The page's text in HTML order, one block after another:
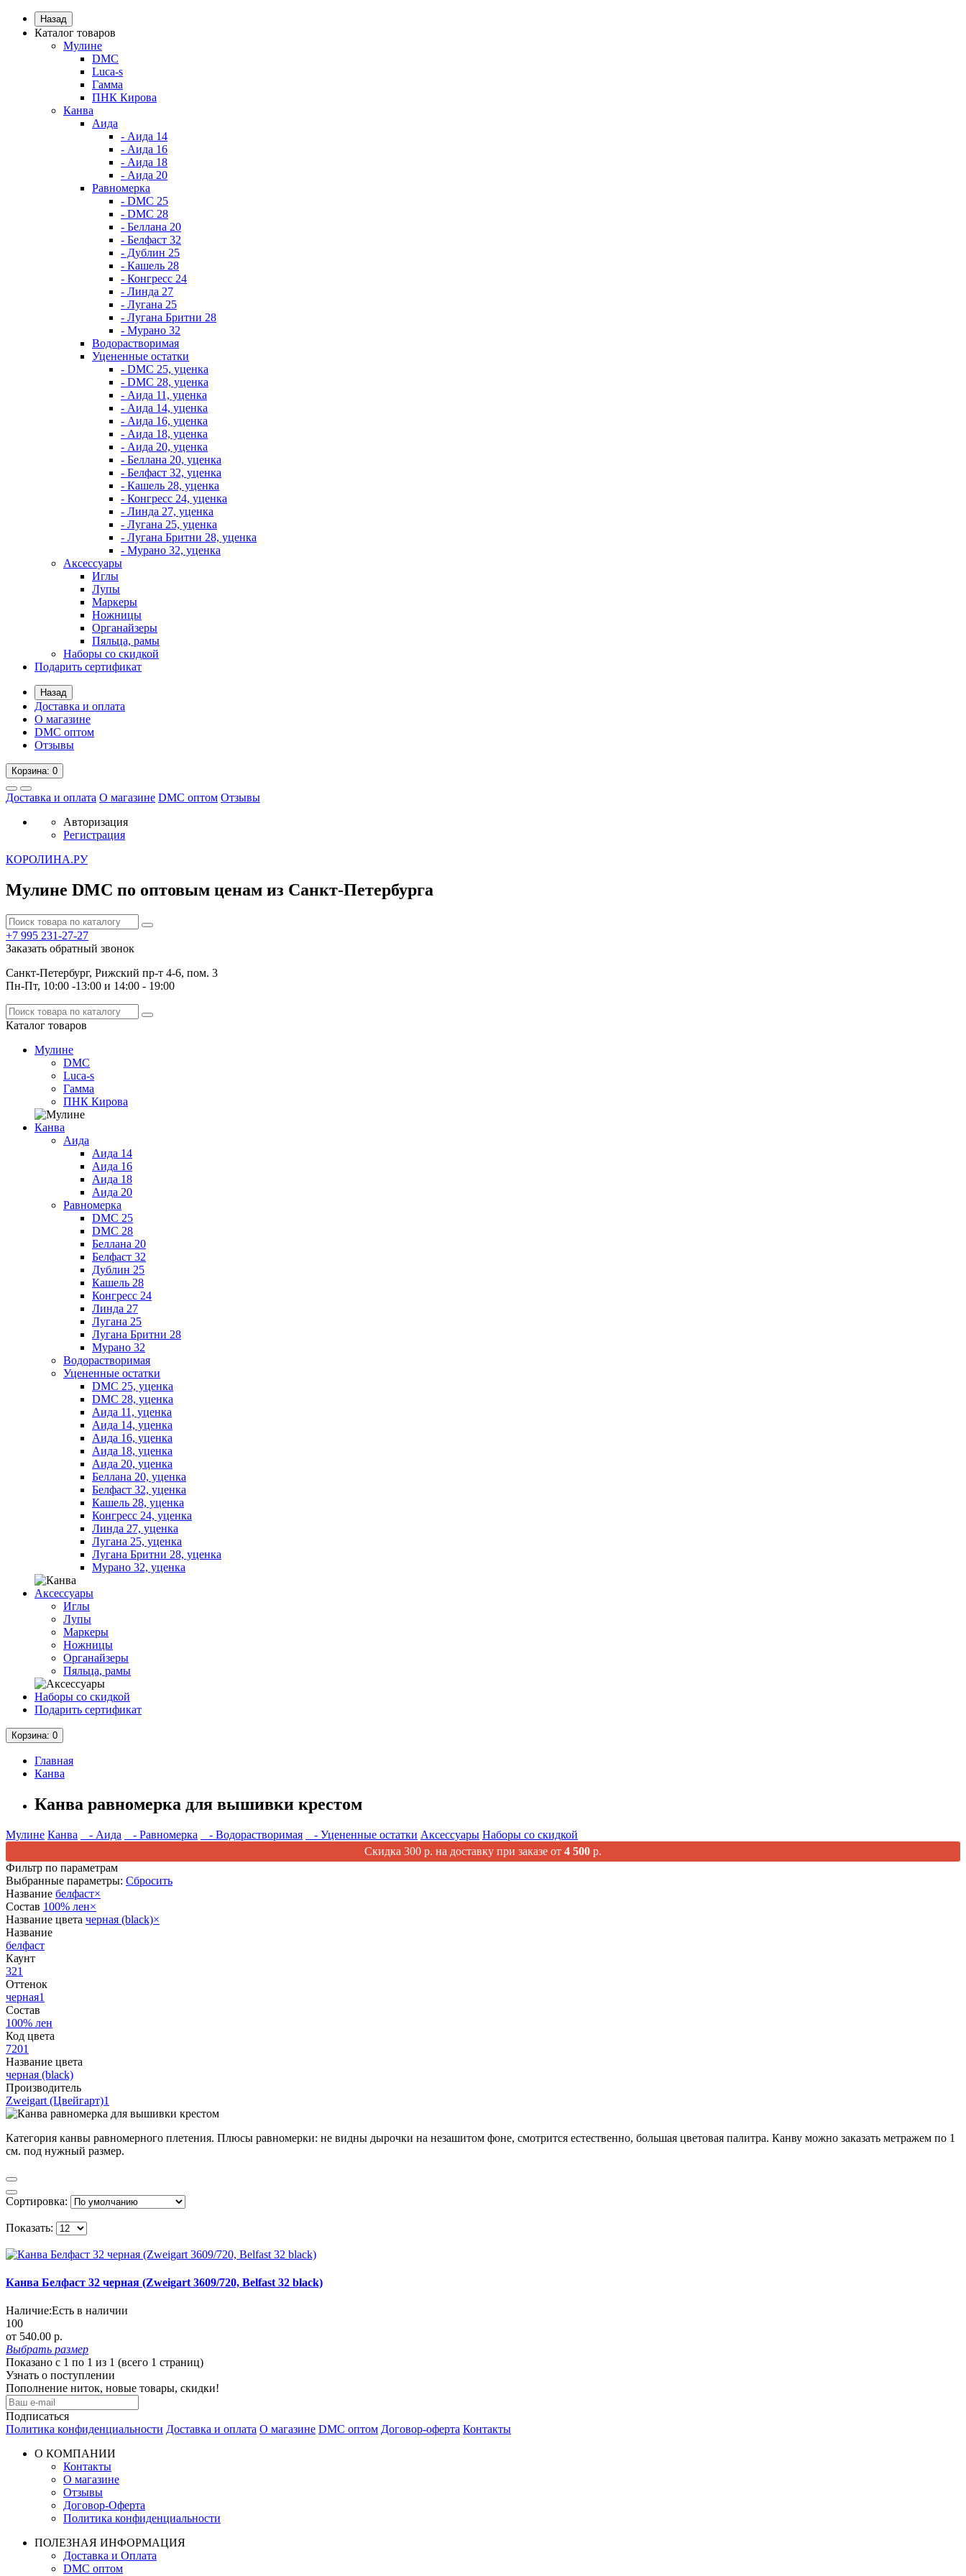
Назад
Каталог товаров
Мулине
DMC
Luca-s
Гамма
ПНК Кирова
Канва
Аида
- Аида 14
- Аида 16
- Аида 18
- Аида 20
Равномерка
- DMC 25
- DMC 28
- Беллана 20
- Белфаст 32
- Дублин 25
- Кашель 28
- Конгресс 24
- Линда 27
- Лугана 25
- Лугана Бритни 28
- Мурано 32
Водорастворимая
Уцененные остатки
- DMC 25, уценка
- DMC 28, уценка
- Аида 11, уценка
- Аида 14, уценка
- Аида 16, уценка
- Аида 18, уценка
- Аида 20, уценка
- Беллана 20, уценка
- Белфаст 32, уценка
- Кашель 28, уценка
- Конгресс 24, уценка
- Линда 27, уценка
- Лугана 25, уценка
- Лугана Бритни 28, уценка
- Мурано 32, уценка
Аксессуары
Иглы
Лупы
Маркеры
Ножницы
Органайзеры
Пяльца, рамы
Наборы со скидкой
Подарить сертификат
Назад
Доставка и оплата
О магазине
DMC оптом
Отзывы
Корзина: 0
Доставка и оплата О магазине DMC оптом Отзывы
Авторизация
Регистрация
КОРОЛИНА.РУ
Мулине DMC по оптовым ценам из Санкт-Петербурга
+7 995 231-27-27
Заказать обратный звонок
Санкт-Петербург, Рижский пр-т 4-6, пом. 3
Пн-Пт, 10:00 -13:00 и 14:00 - 19:00
Каталог товаров
Мулине
DMC
Luca-s
Гамма
ПНК Кирова
Канва
Аида
Аида 14
Аида 16
Аида 18
Аида 20
Равномерка
DMC 25
DMC 28
Беллана 20
Белфаст 32
Дублин 25
Кашель 28
Конгресс 24
Линда 27
Лугана 25
Лугана Бритни 28
Мурано 32
Водорастворимая
Уцененные остатки
DMC 25, уценка
DMC 28, уценка
Аида 11, уценка
Аида 14, уценка
Аида 16, уценка
Аида 18, уценка
Аида 20, уценка
Беллана 20, уценка
Белфаст 32, уценка
Кашель 28, уценка
Конгресс 24, уценка
Линда 27, уценка
Лугана 25, уценка
Лугана Бритни 28, уценка
Мурано 32, уценка
Аксессуары
Иглы
Лупы
Маркеры
Ножницы
Органайзеры
Пяльца, рамы
Наборы со скидкой
Подарить сертификат
Корзина: 0
Главная
Канва
Канва равномерка для вышивки крестом
Мулине Канва - Аида - Равномерка - Водорастворимая - Уцененные остатки Аксессуары Наборы со скидкой
Скидка 300 р. на доставку при заказе от 4 500 р.
Фильтр по параметрам
Выбранные параметры: Сбросить
Название белфаст×
Состав 100% лен×
Название цвета черная (black)×
Название
белфаст
Каунт
321
Оттенок
черная1
Состав
100% лен
Код цвета
7201
Название цвета
черная (black)
Производитель
Zweigart (Цвейгарт)1
Категория канвы равномерного плетения. Плюсы равномерки: не видны дырочки на незашитом фоне, смотрится естественно, большая цветовая палитра. Канву можно заказать метражем по 1
см. под нужный размер.
Сортировка:
Показать:
Канва Белфаст 32 черная (Zweigart 3609/720, Belfast 32 black)
Наличие:Есть в наличии
100
от 540.00 р.
Выбрать размер
Показано с 1 по 1 из 1 (всего 1 страниц)
Узнать о поступлении
Пополнение ниток, новые товары, скидки!
Подписаться
Политика конфиденциальности Доставка и оплата О магазине DMC оптом Договор-оферта Контакты
О КОМПАНИИ
Контакты
О магазине
Отзывы
Договор-Оферта
Политика конфиденциальности
ПОЛЕЗНАЯ ИНФОРМАЦИЯ
Доставка и Оплата
DMC оптом